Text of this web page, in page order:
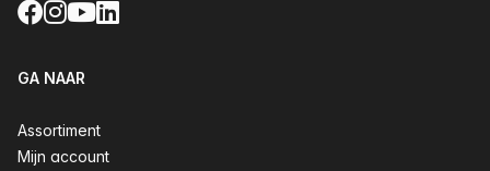
Facebook
Instagram
YouTube
LinkedIn
GA NAAR
Assortiment
Mijn account